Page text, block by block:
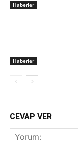
Haberler
Haberler
CEVAP VER